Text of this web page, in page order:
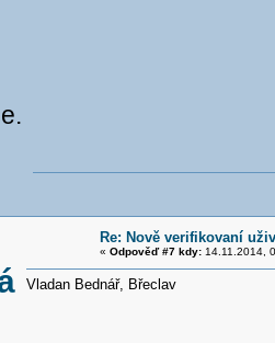
Re: Nově verifikovaní
« Odpověď #7 kdy:14.11.2014,
Vladan Bednář, Břeclav